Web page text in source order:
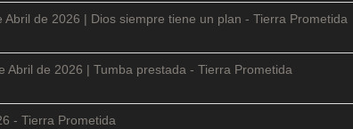
Abril de 2026 | Dios siempre tiene un plan - Tierra Prometida
Abril de 2026 | Tumba prestada - Tierra Prometida
- Tierra Prometida